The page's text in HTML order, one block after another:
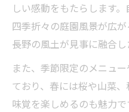
しい感動をもたらします
四季折々の庭園風景が広
長野の風土が見事に融合し
また、季節限定のメニュ
ており、春には桜や山菜
味覚を楽しめるのも魅力